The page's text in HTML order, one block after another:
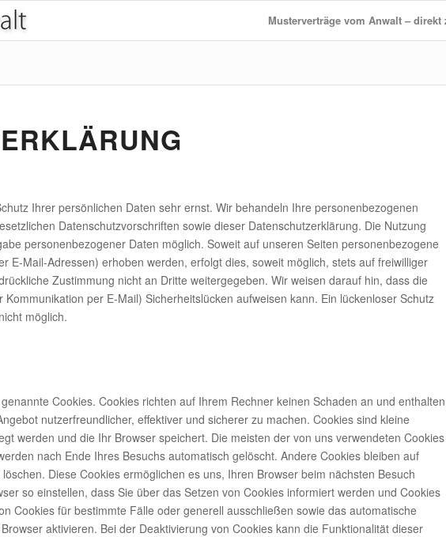
Musterverträge vom Anwalt – direkt
Ihrer persönlichen Daten sehr ernst. Wir behandeln Ihre personenbezogenen
Datenschutzvorschriften sowie dieser Datenschutzerklärung. Die Nutzung
personenbezogener Daten möglich. Soweit auf unseren Seiten personenbezogene
E-Mail-Adressen) erhoben werden, erfolgt dies, soweit möglich, stets auf freiwilliger
Zustimmung nicht an Dritte weitergegeben. Wir weisen darauf hin, dass die
per E-Mail) Sicherheitslücken aufweisen kann. Ein lückenloser Schutz
möglich.
Cookies. Cookies richten auf Ihrem Rechner keinen Schaden an und enthalten
nutzerfreundlicher, effektiver und sicherer zu machen. Cookies sind kleine
werden und die Ihr Browser speichert. Die meisten der von uns verwendeten Cookies
nach Ende Ihres Besuchs automatisch gelöscht. Andere Cookies bleiben auf
Diese Cookies ermöglichen es uns, Ihren Browser beim nächsten Besuch
so einstellen, dass Sie über das Setzen von Cookies informiert werden und Cookies
Cookies für bestimmte Fälle oder generell ausschließen sowie das automatische
aktivieren. Bei der Deaktivierung von Cookies kann die Funktionalität dieser